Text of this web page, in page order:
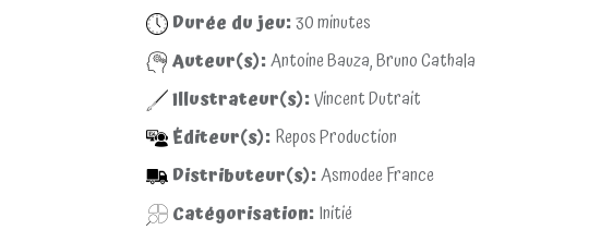
Durée du jeu:30minutes
Auteur(s):Antoine Bauza, Bruno Cathala
Illustrateur(s):Vincent Dutrait
Éditeur(s):Repos Production
Distributeur(s):Asmodee France
Catégorisation:Initié